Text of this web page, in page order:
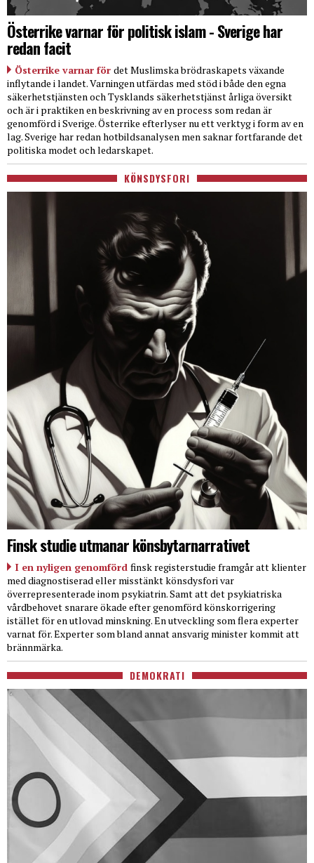
Österrike varnar för politisk islam - Sverige har
redan facit
Österrike varnar för det Muslimska brödraskapets växande
inflytande i landet. Varningen utfärdas med stöd i både den egna
säkerhetstjänsten och Tysklands säkerhetstjänst årliga översikt
och är i praktiken en beskrivning av en process som redan är
genomförd i Sverige. Österrike efterlyser nu ett verktyg i form av en
lag. Sverige har redan hotbildsanalysen men saknar fortfarande det
politiska modet och ledarskapet.
KÖNSDYSFORI
Finsk studie utmanar könsbytarnarrativet
I en nyligen genomförd finsk registerstudie framgår att klienter
med diagnostiserad eller misstänkt könsdysfori var
överrepresenterade inom psykiatrin. Samt att det psykiatriska
vårdbehovet snarare ökade efter genomförd könskorrigering
istället för en utlovad minskning. En utveckling som flera experter
varnat för. Experter som bland annat ansvarig minister kommit att
brännmärka.
DEMOKRATI